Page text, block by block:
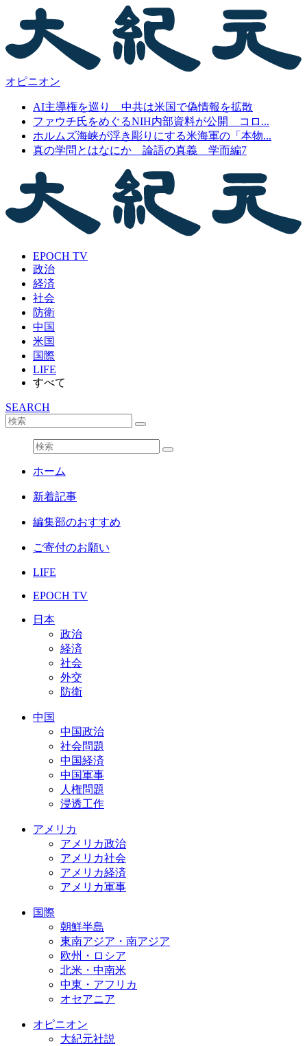
オピニオン
AI主導権を巡り 中共は米国で偽情報を拡散
ファウチ氏をめぐるNIH内部資料が公開 コロ...
ホルムズ海峡が浮き彫りにする米海軍の「本物...
真の学問とはなにか 論語の真義 学而編7
EPOCH TV
政治
経済
社会
防衛
中国
米国
国際
LIFE
すべて
SEARCH
ホーム
新着記事
編集部のおすすめ
ご寄付のお願い
LIFE
EPOCH TV
日本
政治
経済
社会
外交
防衛
中国
中国政治
社会問題
中国経済
中国軍事
人権問題
浸透工作
アメリカ
アメリカ政治
アメリカ社会
アメリカ経済
アメリカ軍事
国際
朝鮮半島
東南アジア・南アジア
欧州・ロシア
北米・中南米
中東・アフリカ
オセアニア
オピニオン
大紀元社説